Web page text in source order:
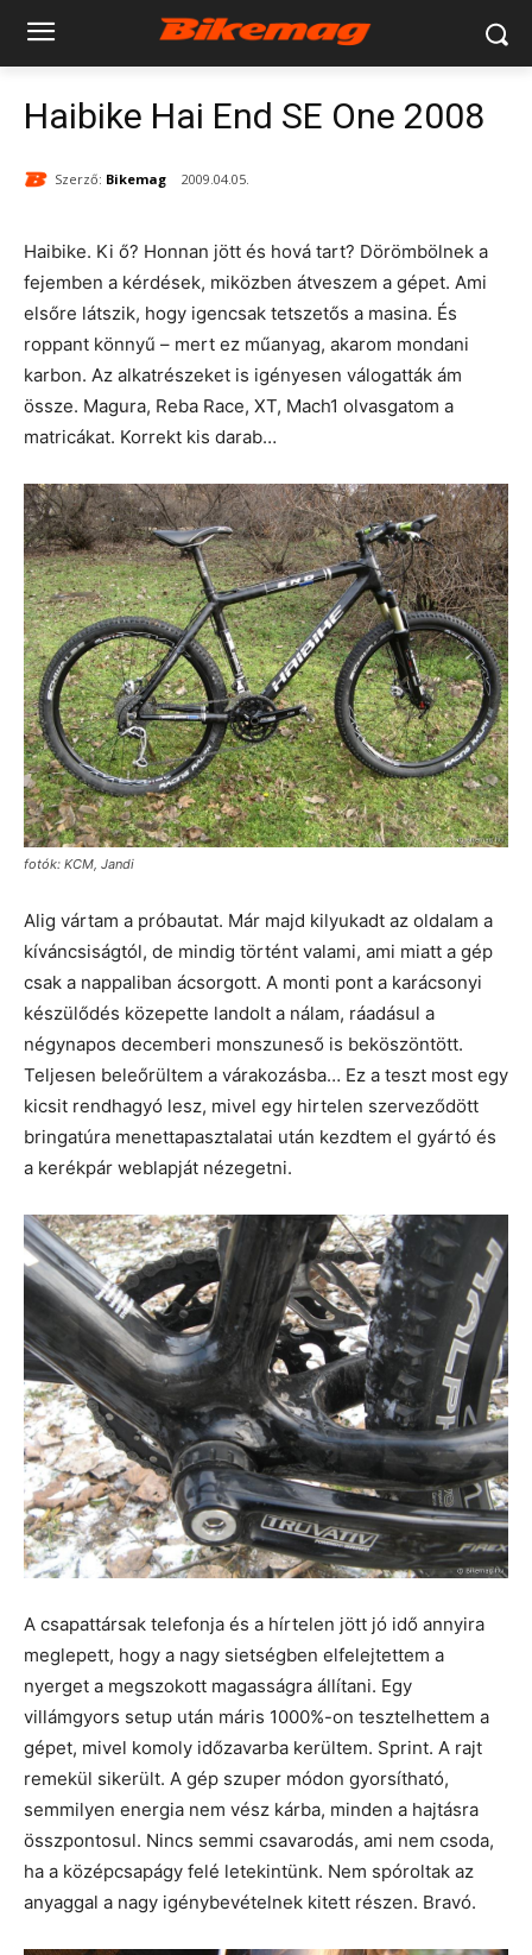
Haibike Hai End SE One 2008
Szerző: Bikemag 2009.04.05.
Haibike. Ki ő? Honnan jött és hová tart? Dörömbölnek a
fejemben a kérdések, miközben átveszem a gépet. Ami
elsőre látszik, hogy igencsak tetszetős a masina. És
roppant könnyű – mert ez műanyag, akarom mondani
karbon. Az alkatrészeket is igényesen válogatták ám
össze. Magura, Reba Race, XT, Mach1 olvasgatom a
matricákat. Korrekt kis darab…
fotók: KCM, Jandi
Alig vártam a próbautat. Már majd kilyukadt az oldalam a
kíváncsiságtól, de mindig történt valami, ami miatt a gép
csak a nappaliban ácsorgott. A monti pont a karácsonyi
készülődés közepette landolt a nálam, ráadásul a
négynapos decemberi monszuneső is beköszöntött.
Teljesen beleőrültem a várakozásba… Ez a teszt most egy
kicsit rendhagyó lesz, mivel egy hirtelen szerveződött
bringatúra menettapasztalatai után kezdtem el gyártó és
a kerékpár weblapját nézegetni.
A csapattársak telefonja és a hírtelen jött jó idő annyira
meglepett, hogy a nagy sietségben elfelejtettem a
nyerget a megszokott magasságra állítani. Egy
villámgyors setup után máris 1000%-on tesztelhettem a
gépet, mivel komoly időzavarba kerültem. Sprint. A rajt
remekül sikerült. A gép szuper módon gyorsítható,
semmilyen energia nem vész kárba, minden a hajtásra
összpontosul. Nincs semmi csavarodás, ami nem csoda,
ha a középcsapágy felé letekintünk. Nem spóroltak az
anyaggal a nagy igénybevételnek kitett részen. Bravó.